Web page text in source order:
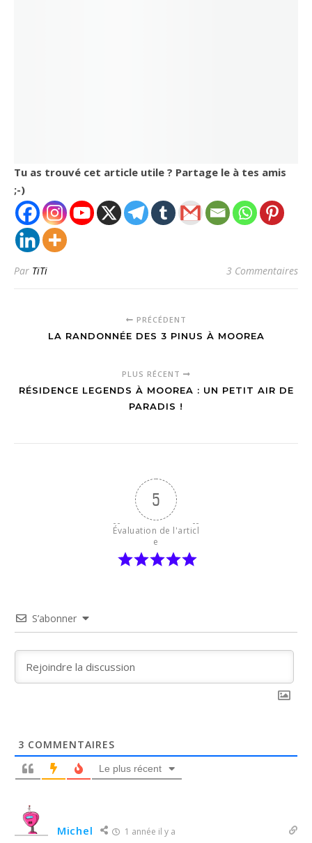
Tu as trouvé cet article utile ? Partage le à tes amis
;-)
Par TiTi 3 Commentaires
PRÉCÉDENT
LA RANDONNÉE DES 3 PINUS À MOOREA
PLUS RÉCENT
RÉSIDENCE LEGENDS À MOOREA : UN PETIT AIR DE
PARADIS !
5
Évaluation de l'articl
e
S’abonner
3 COMMENTAIRES
Le plus récent
Michel 1 année il y a